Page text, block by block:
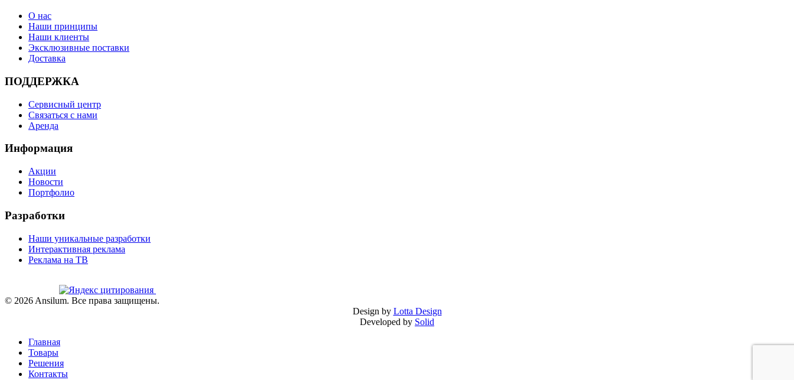
О нас
Наши принципы
Наши клиенты
Эксклюзивные поставки
Доставка
ПОДДЕРЖКА
Сервисный центр
Связаться с нами
Аренда
Информация
Акции
Новости
Портфолио
Разработки
Наши уникальные разработки
Интерактивная реклама
Реклама на ТВ
© 2026 Ansilum. Все права защищены.
Design by Lotta Design
Developed by Solid
Главная
Товары
Решения
Контакты